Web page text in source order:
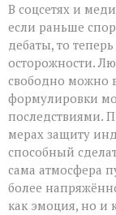
В соцсетях и
если раньше
дебаты, то
осторожности.
свободно можно
формулировки
последствиями.
мерах защиту
способный
сама атмосфера
более
как эмоция, но и